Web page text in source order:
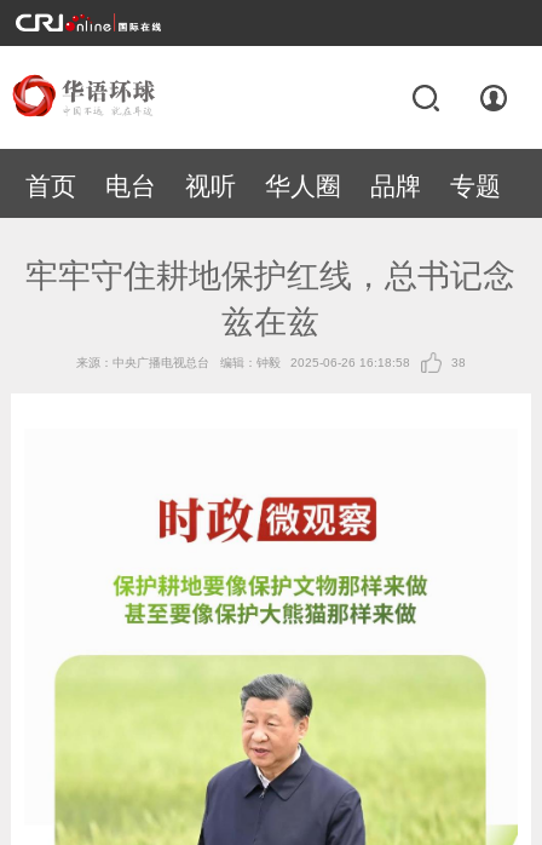
首页 电台 视听 华人圈 品牌 专题
牢牢守住耕地保护红线，总书记念
兹在兹
来源：中央广播电视总台 编辑：钟毅 2025-06-26 16:18:58 38